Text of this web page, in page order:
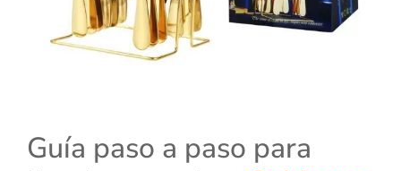
Guía paso a paso para